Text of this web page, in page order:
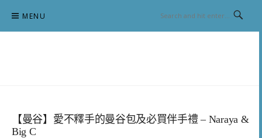
content
MENU
【曼谷】愛不釋手的曼谷包及必買伴手禮 – Naraya &
Big C